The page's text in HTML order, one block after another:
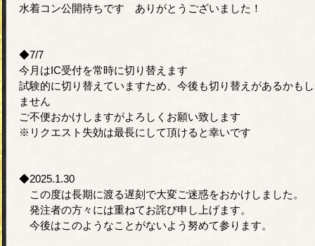
水着コン公開待ちです ありがとうございました！
◆7/7
今月はIC受付を常時に切り替えます
試験的に切り替えていますため、今後も切り替えがあるかも
ません
ご不便おかけしますがよろしくお願い致します
※リクエスト失効は最長にして頂けると幸いです
◆2025.1.30
この度は長期に渡る遅刻で大変ご迷惑をおかけしました。
発注者の方々には重ねてお詫び申し上げます。
今後はこのようなことがないよう努めて参ります。